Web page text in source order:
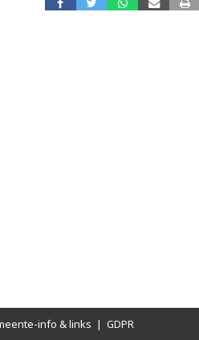
info & links | GDPR